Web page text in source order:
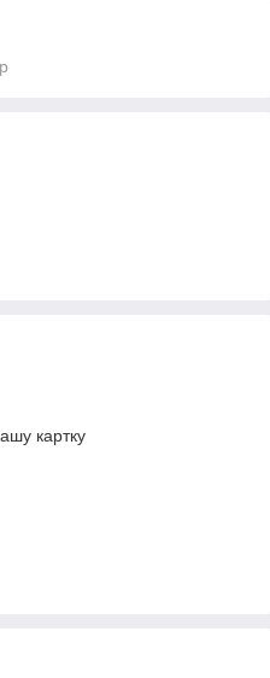
картку